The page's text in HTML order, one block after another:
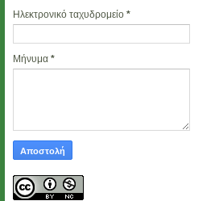
Ηλεκτρονικό ταχυδρομείο *
Μήνυμα *